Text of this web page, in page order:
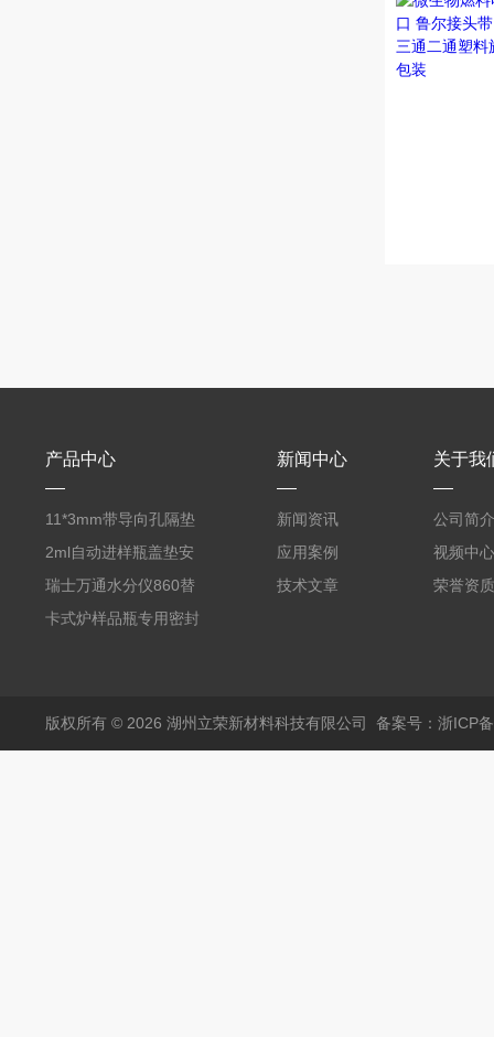
产品中心
11*3mm带导向孔隔垫
气相色谱仪用红色耐
380℃高温 替代5193-
4757 瓶装一瓶50个
2ml自动进样瓶盖垫安
捷伦款气相螺纹顶空瓶
液相切口9*1mm聚四氟
瑞士万通水分仪860替
代原装产品 6.1448.057
卡式炉样品瓶专用密封
新闻中心
新闻资讯
应用案例
技术文章
关于我
公司简介
视频中心
荣誉资质
版权所有 © 2026 湖州立荣新材料科技有限公司 备案号：浙ICP